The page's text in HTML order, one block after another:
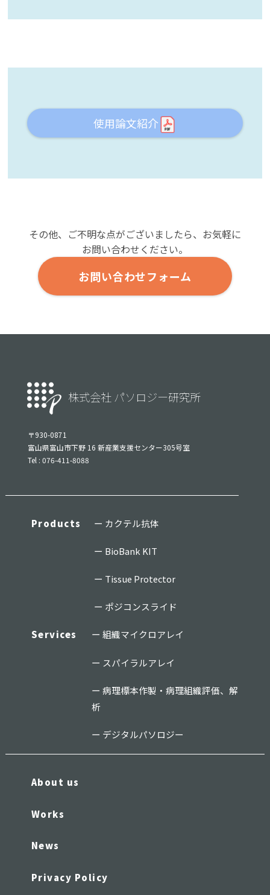
使用論文紹介
その他、ご不明な点がございましたら、お気軽に
お問い合わせください。
お問い合わせフォーム
株式会社 パソロジー研究所
〒930-0871
富山県富山市下野 16 新産業支援センター305号室
Tel : 076-411-8088
Products カクテル抗体
BioBank KIT
Tissue Protector
ポジコンスライド
Services 組織マイクロアレイ
スパイラルアレイ
病理標本作製・病理組織評価、解
析
デジタルパソロジー
About us
Works
News
Privacy Policy